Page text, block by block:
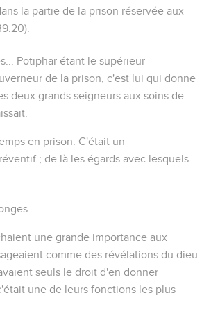
la partie de la prison réservée aux
).
Potiphar étant le supérieur
de la prison, c'est lui qui donne
deux grands seigneurs aux soins de
en prison . C'était un
; de là les égards avec lesquels
une grande importance aux
comme des révélations du dieu
seuls le droit d'en donner
une de leurs fonctions les plus